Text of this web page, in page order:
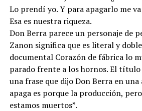
Lo prendí yo. Y para apagarlo me
Esa es nuestra riqueza.
Don Berra parece un personaje de
Zanon significa que es literal y
documental Corazón de fábrica lo
parado frente a los hornos. El título
una frase que dijo Don Berra en una
apaga es porque la producción,
estamos muertos”.